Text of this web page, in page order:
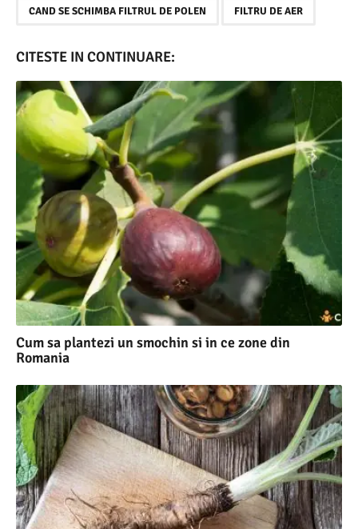
CAND SE SCHIMBA FILTRUL DE POLEN FILTRU DE AER
CITESTE IN CONTINUARE:
Cum sa plantezi un smochin si in ce zone din
Romania